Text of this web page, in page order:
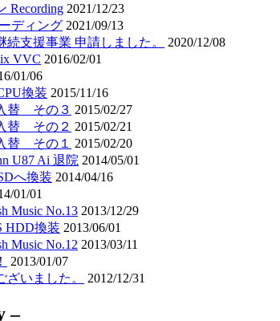
Recording 2021/12/23
ディング 2021/09/13
支援事業 申請しました。
2020/12/08
VVC 2016/02/01
01/06
換装 2015/11/16
替 その３ 2015/02/27
替 その２ 2015/02/21
替 その１
2015/02/20
U87 Ai 退院 2014/05/01
へ換装 2014/04/16
01/01
Music No.13 2013/12/29
HDD換装 2013/06/01
Music No.12 2013/03/11
2013/01/07
いました。
2012/12/31
–